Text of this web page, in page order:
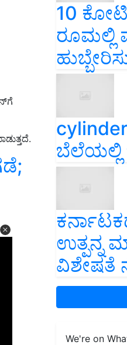
10
ರೂಮಲ್ಲಿ
ಬೆಲೆಯಲ್ಲಿ
ಉತ್ಪನ್ನ
ವಿಶೇಷತೆ
We're on